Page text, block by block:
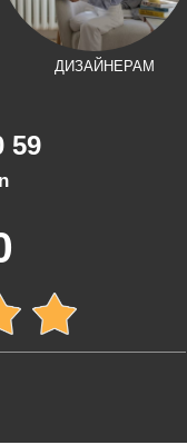
ДИЗАЙНЕРАМ
59